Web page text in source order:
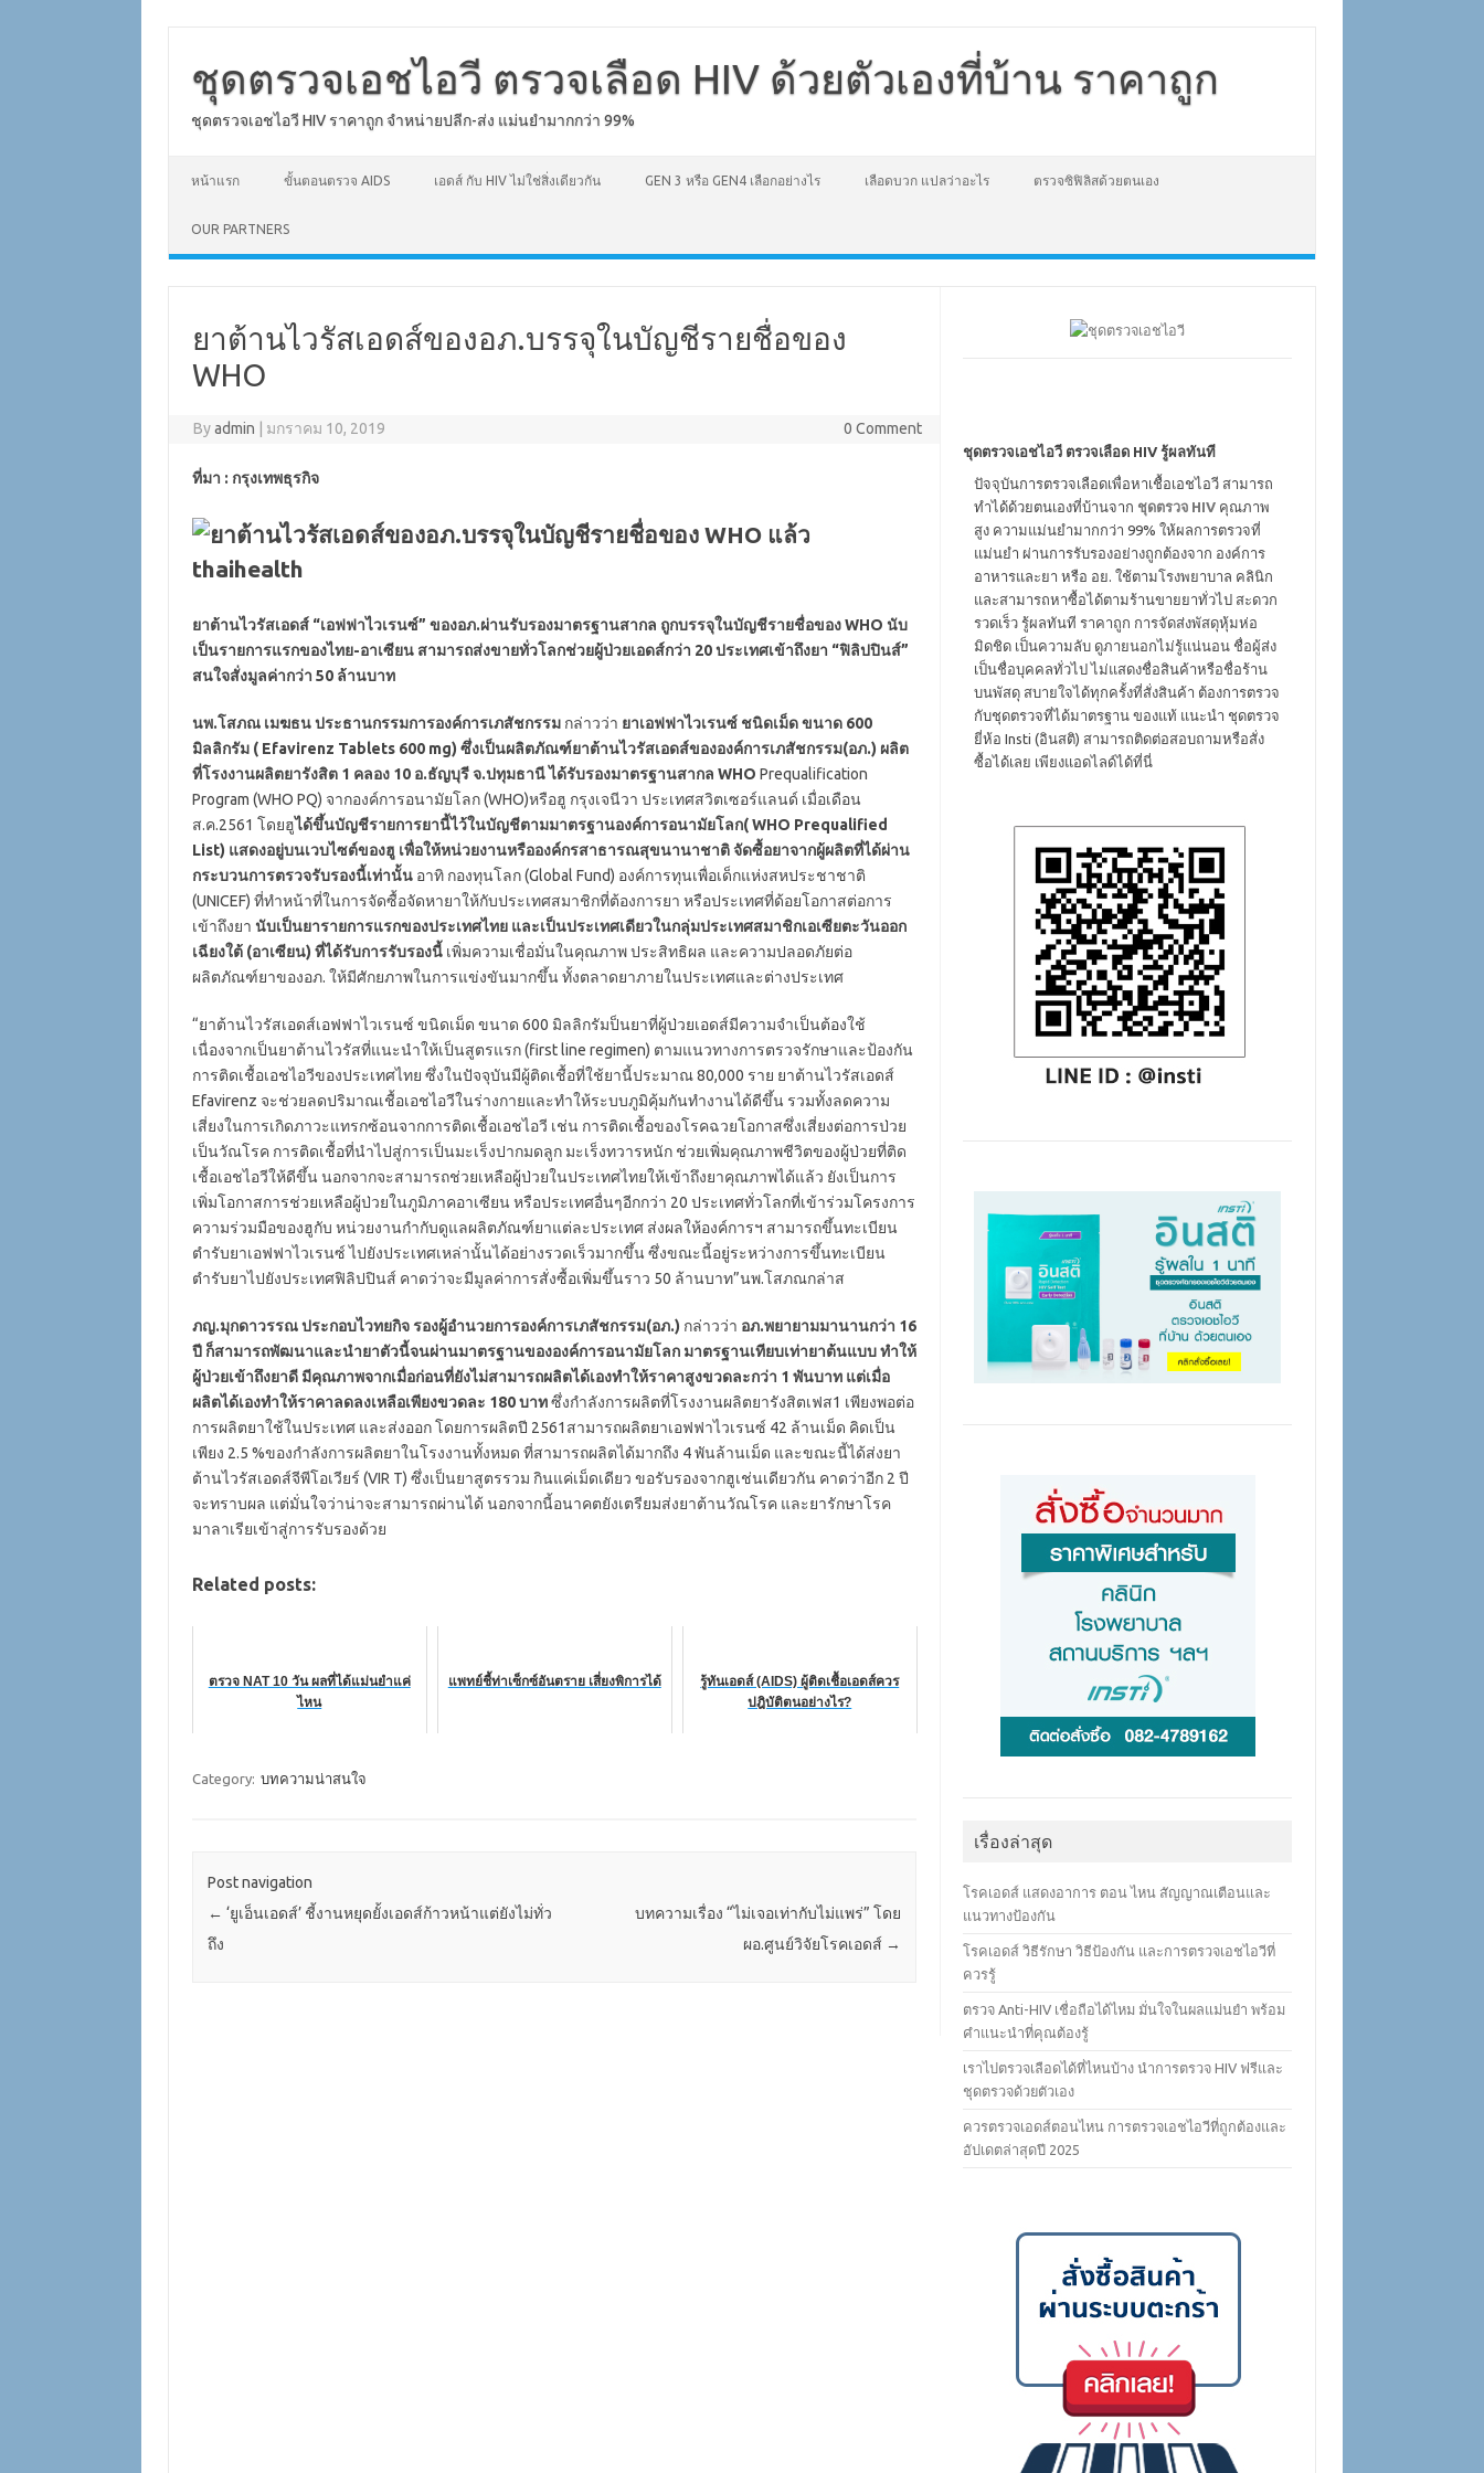
ชุดตรวจเอชไอวี ตรวจเลือด HIV ด้วยตัวเองที่บ้าน ราคาถูก
ชุดตรวจเอชไอวี HIV ราคาถูก จำหน่ายปลีก-ส่ง แม่นยำมากกว่า 99%
หน้าแรก ขั้นตอนตรวจ AIDS เอดส์ กับ HIV ไม่ใช่สิ่งเดียวกัน GEN 3 หรือ GEN4 เลือกอย่างไร เลือดบวก แปลว่าอะไร ตรวจซิฟิลิสด้วยตนเอง
OUR PARTNERS
ยาต้านไวรัสเอดส์ของอภ.บรรจุในบัญชีรายชื่อของ
WHO
Byadmin มกราคม 10, 2019 0 Comment
ที่มา : กรุงเทพธุรกิจ
ยาต้านไวรัสเอดส์ “เอฟฟาไวเรนซ์” ของอภ.ผ่านรับรองมาตรฐานสากล ถูกบรรจุในบัญชีรายชื่อของ WHO นับ
เป็นรายการแรกของไทย-อาเซียน สามารถส่งขายทั่วโลกช่วยผู้ป่วยเอดส์กว่า 20 ประเทศเข้าถึงยา “ฟิลิปปินส์”
สนใจสั่งมูลค่ากว่า 50 ล้านบาท
นพ.โสภณ เมฆธน ประธานกรรมการองค์การเภสัชกรรมกล่าวว่า ยาเอฟฟาไวเรนซ์ ชนิดเม็ด ขนาด 600
มิลลิกรัม ( Efavirenz Tablets 600 mg) ซึ่งเป็นผลิตภัณฑ์ยาต้านไวรัสเอดส์ขององค์การเภสัชกรรม(อภ.) ผลิต
ที่โรงงานผลิตยารังสิต 1 คลอง 10 อ.ธัญบุรี จ.ปทุมธานี ได้รับรองมาตรฐานสากล WHO Prequalification
Program (WHO PQ) จากองค์การอนามัยโลก (WHO)หรือฮู กรุงเจนีวา ประเทศสวิตเซอร์แลนด์ เมื่อเดือน
ส.ค.2561 โดยฮูได้ขึ้นบัญชีรายการยานี้ไว้ในบัญชีตามมาตรฐานองค์การอนามัยโลก( WHO Prequalified
List) แสดงอยู่บนเวบไซต์ของฮู เพื่อให้หน่วยงานหรือองค์กรสาธารณสุขนานาชาติ จัดซื้อยาจากผู้ผลิตที่ได้ผ่าน
กระบวนการตรวจรับรองนี้เท่านั้นอาทิ กองทุนโลก (Global Fund) องค์การทุนเพื่อเด็กแห่งสหประชาชาติ
(UNICEF) ที่ทำหน้าที่ในการจัดซื้อจัดหายาให้กับประเทศสมาชิกที่ต้องการยา หรือประเทศที่ด้อยโอกาสต่อการ
เข้าถึงยา นับเป็นยารายการแรกของประเทศไทย และเป็นประเทศเดียวในกลุ่มประเทศสมาชิกเอเซียตะวันออก
เฉียงใต้ (อาเซียน) ที่ได้รับการรับรองนี้ เพิ่มความเชื่อมั่นในคุณภาพ ประสิทธิผล และความปลอดภัยต่อ
ผลิตภัณฑ์ยาของอภ. ให้มีศักยภาพในการแข่งขันมากขึ้น ทั้งตลาดยาภายในประเทศและต่างประเทศ
“ยาต้านไวรัสเอดส์เอฟฟาไวเรนซ์ ขนิดเม็ด ขนาด 600 มิลลิกรัมป็นยาที่ผู้ป่วยเอดส์มีความจำเป็นต้องใช้
เนื่องจากเป็นยาต้านไวรัสที่แนะนำให้เป็นสูตรแรก (first line regimen) ตามแนวทางการตรวจรักษาและป้องกัน
การติดเชื้อเอชไอวีของประเทศไทย ซึ่งในปัจจุบันมีผู้ติดเชื้อที่ใช้ยานี้ประมาณ 80,000 ราย ยาต้านไวรัสเอดส์
Efavirenz จะช่วยลดปริมาณเชื้อเอชไอวีในร่างกายและทำให้ระบบภูมิคุ้มกันทำงานได้ดีขึ้น รวมทั้งลดความ
เสี่ยงในการเกิดภาวะแทรกซ้อนจากการติดเชื้อเอชไอวี เช่น การติดเชื้อของโรคฉวยโอกาสซึ่งเสี่ยงต่อการป่วย
เป็นวัณโรค การติดเชื้อที่นำไปสู่การเป็นมะเร็งปากมดลูก มะเร็งทวารหนัก ช่วยเพิ่มคุณภาพชีวิตของผู้ป่วยที่ติด
เชื้อเอชไอวีให้ดีขึ้น นอกจากจะสามารถช่วยเหลือผู้ป่วยในประเทศไทยให้เข้าถึงยาคุณภาพได้แล้ว ยังเป็นการ
เพิ่มโอกาสการช่วยเหลือผู้ป่วยในภูมิภาคอาเซียน หรือประเทศอื่นๆอีกกว่า 20 ประเทศทั่วโลกที่เข้าร่วมโครงการ
ความร่วมมือของฮูกับ หน่วยงานกำกับดูแลผลิตภัณฑ์ยาแต่ละประเทศ ส่งผลให้องค์การฯ สามารถขึ้นทะเบียน
ตำรับยาเอฟฟาไวเรนซ์ ไปยังประเทศเหล่านั้นได้อย่างรวดเร็วมากขึ้น ซึ่งขณะนี้อยู่ระหว่างการขึ้นทะเบียน
ตำรับยาไปยังประเทศฟิลิปปินส์ คาดว่าจะมีมูลค่าการสั่งซื้อเพิ่มขึ้นราว 50 ล้านบาท”นพ.โสภณกล่าส
ภญ.มุกดาวรรณ ประกอบไวทยกิจ รองผู้อำนวยการองค์การเภสัชกรรม(อภ.) กล่าวว่า อภ.พยายามมานานกว่า 16
ปี ก็สามารถพัฒนาและนำยาตัวนี้จนผ่านมาตรฐานขององค์การอนามัยโลก มาตรฐานเทียบเท่ายาต้นแบบ ทำให้
ผู้ป่วยเข้าถึงยาดี มีคุณภาพจากเมื่อก่อนที่ยังไม่สามารถผลิตได้เองทำให้ราคาสูงขวดละกว่า 1 พันบาท แต่เมื่อ
ผลิตได้เองทำให้ราคาลดลงเหลือเพียงขวดละ 180 บาทซึ่งกำลังการผลิตที่โรงงานผลิตยารังสิตเฟส1 เพียงพอต่อ
การผลิตยาใช้ในประเทศ และส่งออก โดยการผลิตปี 2561สามารถผลิตยาเอฟฟาไวเรนซ์ 42 ล้านเม็ด คิดเป็น
เพียง 2.5 %ของกำลังการผลิตยาในโรงงานทั้งหมด ที่สามารถผลิตได้มากถึง 4 พันล้านเม็ด และขณะนี้ได้ส่งยา
ต้านไวรัสเอดส์จีพีโอเวียร์ (VIR T) ซึ่งเป็นยาสูตรรวม กินแค่เม็ดเดียว ขอรับรองจากฮูเช่นเดียวกัน คาดว่าอีก 2 ปี
จะทราบผล แต่มั่นใจว่าน่าจะสามารถผ่านได้ นอกจากนี้อนาคตยังเตรียมส่งยาต้านวัณโรค และยารักษาโรค
มาลาเรียเข้าสู่การรับรองด้วย
Related posts:
ตรวจ NAT 10 วัน ผลที่ได้แม่นยำแค่
ไหน
แพทย์ชี้ท่าเซ็กซ์อันตราย เสี่ยงพิการได้
รู้ทันเอดส์ (AIDS) ผู้ติดเชื้อเอดส์ควร
ปฎิบัติตนอย่างไร?
Category: บทความน่าสนใจ
Post navigation
← ‘ยูเอ็นเอดส์’ ชี้งานหยุดยั้งเอดส์ก้าวหน้าแต่ยังไม่ทั่ว
ถึง
บทความเรื่อง “ไม่เจอเท่ากับไม่แพร่” โดย
ผอ.ศูนย์วิจัยโรคเอดส์ →
ชุดตรวจเอชไอวี ตรวจเลือด HIV รู้ผลทันที
ปัจจุบันการตรวจเลือดเพื่อหาเชื้อเอชไอวี สามารถ
ทำได้ด้วยตนเองที่บ้านจาก ชุดตรวจ HIV คุณภาพ
สูง ความแม่นยำมากกว่า 99% ให้ผลการตรวจที่
แม่นยำ ผ่านการรับรองอย่างถูกต้องจาก องค์การ
อาหารและยา หรือ อย. ใช้ตามโรงพยาบาล คลินิก
และสามารถหาซื้อได้ตามร้านขายยาทั่วไป สะดวก
รวดเร็ว รู้ผลทันที ราคาถูก การจัดส่งพัสดุหุ้มห่อ
มิดชิด เป็นความลับ ดูภายนอกไม่รู้แน่นอน ชื่อผู้ส่ง
เป็นชื่อบุคคลทั่วไป ไม่แสดงชื่อสินค้าหรือชื่อร้าน
บนพัสดุ สบายใจได้ทุกครั้งที่สั่งสินค้า ต้องการตรวจ
กับชุดตรวจที่ได้มาตรฐาน ของแท้ แนะนำ ชุดตรวจ
ยี่ห้อ Insti (อินสติ) สามารถติดต่อสอบถามหรือสั่ง
ซื้อได้เลย เพียงแอดไลด์ได้ที่นี่
เรื่องล่าสุด
โรคเอดส์ แสดงอาการ ตอน ไหน สัญญาณเตือนและ
แนวทางป้องกัน
โรคเอดส์ วิธีรักษา วิธีป้องกัน และการตรวจเอชไอวีที่
ควรรู้
ตรวจ Anti-HIV เชื่อถือได้ไหม มั่นใจในผลแม่นยำ พร้อม
คำแนะนำที่คุณต้องรู้
เราไปตรวจเลือดได้ที่ไหนบ้าง นำการตรวจ HIV ฟรีและ
ชุดตรวจด้วยตัวเอง
ควรตรวจเอดส์ตอนไหน การตรวจเอชไอวีที่ถูกต้องและ
อัปเดตล่าสุดปี 2025